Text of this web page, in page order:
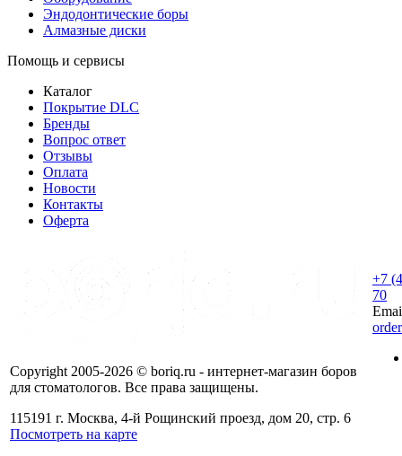
Эндодонтические боры
Алмазные диски
Помощь и сервисы
Каталог
Покрытие DLC
Бренды
Вопрос ответ
Отзывы
Оплата
Новости
Контакты
Оферта
Copyright 2005-2026 © boriq.ru - интернет-магазин боров
для стоматологов. Все права защищены.
115191 г. Москва, 4-й Рощинский проезд, дом 20, стр. 6
Посмотреть на карте
+7
70